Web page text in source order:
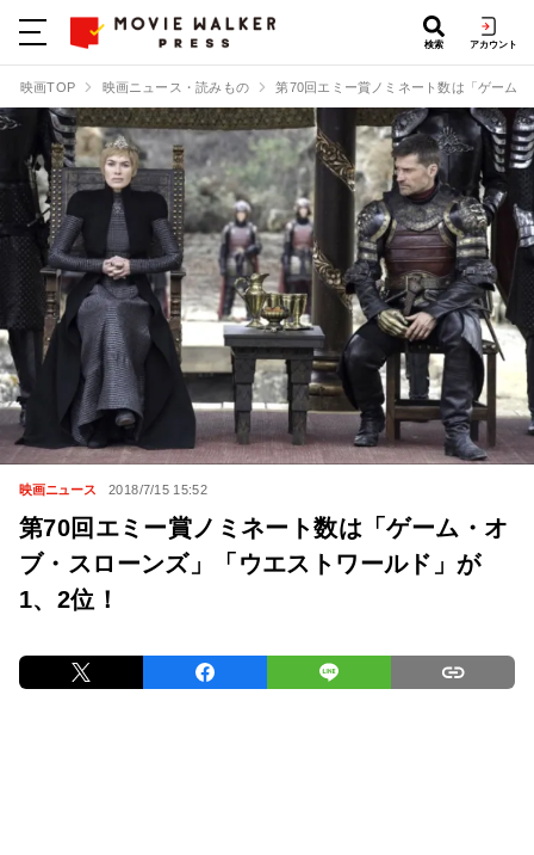
検索 アカウント
映画TOP 映画ニュース・読みもの 第70回エミー賞ノミネート数は「ゲーム
映画ニュース 2018/7/15 15:52
第70回エミー賞ノミネート数は「ゲーム・オ
ブ・スローンズ」「ウエストワールド」が
1、2位！